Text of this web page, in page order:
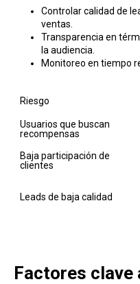
Controlar calidad de
ventas.
Transparencia en
la audiencia.
Monitoreo en tiempo
Riesgo
Usuarios que buscan
recompensas
Baja participación de
clientes
Leads de baja calidad
Factores clave